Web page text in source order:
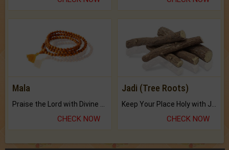
Mala
Praise the Lord with Divine Energies of Mala.
CHECK NOW
Jadi (Tree Roots)
Keep Your Place Holy with Jadi.
CHECK NOW